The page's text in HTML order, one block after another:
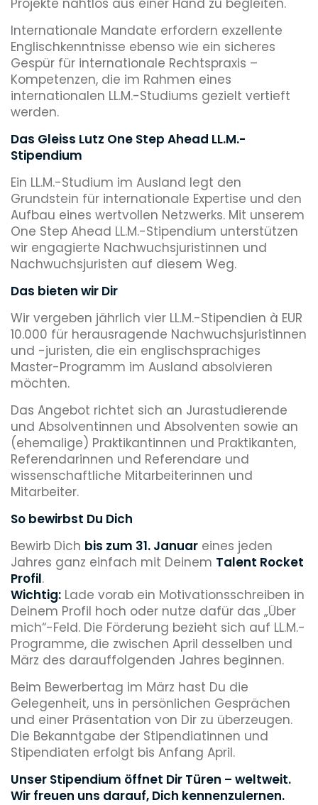
Internationale Mandate erfordern exzellente
Englischkenntnisse ebenso wie ein sicheres
Gespür für internationale Rechtspraxis –
Kompetenzen, die im Rahmen eines
internationalen LL.M.-Studiums gezielt vertieft
werden.
Das Gleiss Lutz One Step Ahead LL.M.-
Stipendium
Ein LL.M.-Studium im Ausland legt den
Grundstein für internationale Expertise und den
Aufbau eines wertvollen Netzwerks. Mit unserem
One Step Ahead LL.M.-Stipendium unterstützen
wir engagierte Nachwuchsjuristinnen und
Nachwuchsjuristen auf diesem Weg.
Das bieten wir Dir
Wir vergeben jährlich vier LL.M.-Stipendien à EUR
10.000 für herausragende Nachwuchsjuristinnen
und -juristen, die ein englischsprachiges
Master-Programm im Ausland absolvieren
möchten.
Das Angebot richtet sich an Jurastudierende
und Absolventinnen und Absolventen sowie an
(ehemalige) Praktikantinnen und Praktikanten,
Referendarinnen und Referendare und
wissenschaftliche Mitarbeiterinnen und
Mitarbeiter.
So bewirbst Du Dich
Bewirb Dich bis zum 31. Januar eines jeden
Jahres ganz einfach mit Deinem Talent Rocket
Profil.
Wichtig: Lade vorab ein Motivationsschreiben in
Deinem Profil hoch oder nutze dafür das „Über
mich“-Feld. Die Förderung bezieht sich auf LL.M.-
Programme, die zwischen April desselben und
März des darauffolgenden Jahres beginnen.
Beim Bewerbertag im März hast Du die
Gelegenheit, uns in persönlichen Gesprächen
und einer Präsentation von Dir zu überzeugen.
Die Bekanntgabe der Stipendiatinnen und
Stipendiaten erfolgt bis Anfang April.
Unser Stipendium öffnet Dir Türen – weltweit.
Wir freuen uns darauf, Dich kennenzulernen.